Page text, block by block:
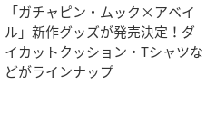
「ガチャピン・ムック×アベイ
ル」新作グッズが発売決定！ダ
イカットクッション・Tシャツな
どがラインナップ